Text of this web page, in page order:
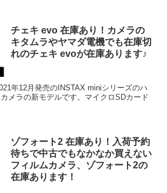
チェキ evo 在庫あり！カメラの
キタムラやヤマダ電機でも在庫切
れのチェキ evoが在庫あります♪
年12月発売のINSTAX miniシリーズのハ
メラの新モデルです。マイクロSDカード
ゾフォート2 在庫あり！入荷予約
待ちで中古でもなかなか買えない
フィルムカメラ、ゾフォート2の
在庫あります！